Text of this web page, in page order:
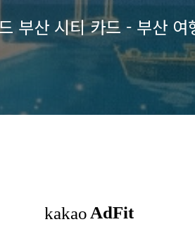
부산 시티 카드 - 부산 여